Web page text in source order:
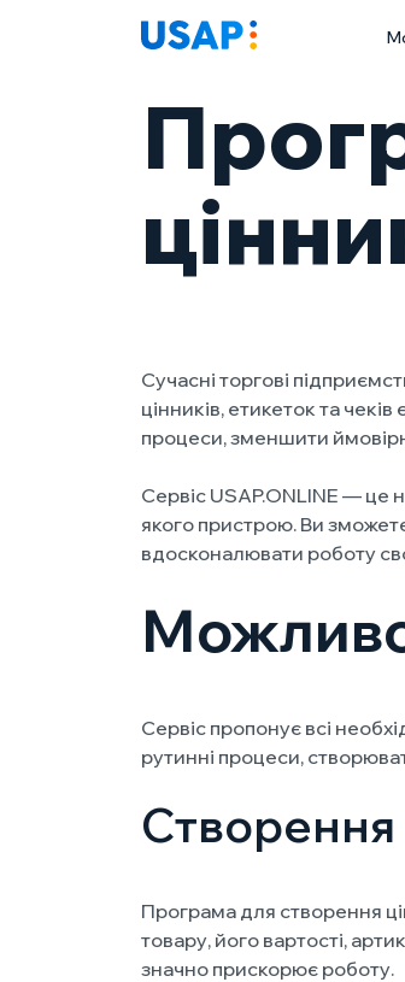
Сучасні торгові
цінників, етикеток та
процеси, зменшити
Сервіс USAP.ONLINE — це
якого пристрою. Ви
вдосконалювати роботу
Сервіс пропонує всі
рутинні процеси,
Створення
Програма для створення
товару, його вартості,
значно прискорює роботу.